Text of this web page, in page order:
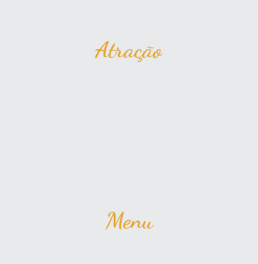
Atração
Menu